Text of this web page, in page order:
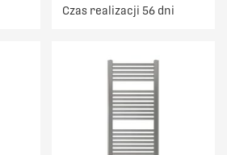
Czas realizacji 56 dni